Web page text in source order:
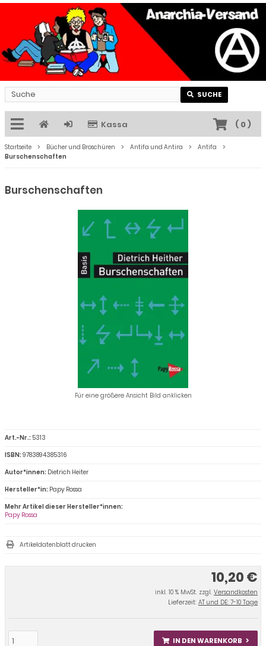
SUCHE
Kassa ( 0)
Startseite Bücher und Broschüren Antifa und Antira
Antifa
Burschenschaften
Burschenschaften
Für eine größere Ansicht Bild anklicken
10,20 €
inkl. 10 % MwSt. zzgl. Versandkosten
Lieferzeit: AT und DE: 7-10 Tage
IN DEN WARENKORB
Art.-Nr.: 5313
ISBN:9783894385316
Autor*innen: Dietrich Heiter
Hersteller*in: Papy Rossa
Mehr Artikel dieser Hersteller*innen:
Papy Rossa
Artikeldatenblatt drucken